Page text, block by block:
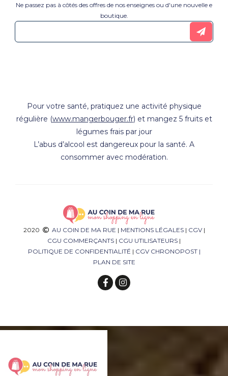
Ne passez pas à côtés des offres de nos enseignes ou d'une nouvelle e
boutique.
Pour votre santé, pratiquez une activité physique
régulière (www.mangerbouger.fr) et mangez 5 fruits et
légumes frais par jour
L’abus d’alcool est dangereux pour la santé. A
consommer avec modération.
2020 AU COIN DE MA RUE | MENTIONS LÉGALES| CGV|
CGU COMMERÇANTS | CGU UTILISATEURS |
POLITIQUE DE CONFIDENTIALITÉ | CGV CHRONOPOST |
PLAN DE SITE